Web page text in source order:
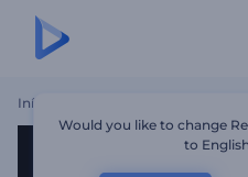
Início Visualizador
Would you like to change
to